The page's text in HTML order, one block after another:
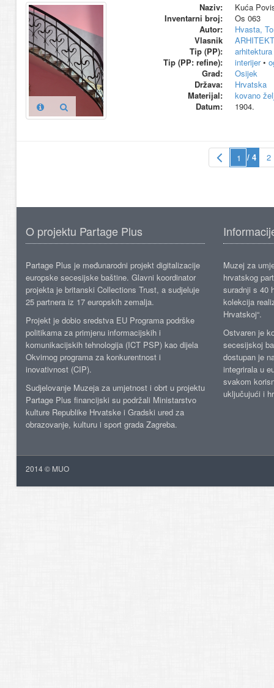
Naziv:
Kuća
Inventarni broj:
Os 063
Autor:
Hvasta,
Vlasnik
Tip (PP):
arhitektura
Tip (PP: refine):
interijer•
Grad:
Osijek
Država:
Hrvatska
Materijal:
kovano
Datum:
1904.
/ 4 2
O projektu Partage Plus
Partage Plus je međunarodni projekt digitalizacije
europske secesijske baštine. Glavni koordinator
projekta je britanski Collections Trust, a sudjeluje
25 partnera iz 17 europskih zemalja.
Projekt je dobio sredstva EU Programa podrške
politikama za primjenu informacijskih i
komunikacijskih tehnologija (ICT PSP) kao dijela
Okvirnog programa za konkurentnost i
inovativnost (CIP).
Sudjelovanje Muzeja za umjetnost i obrt u projektu
Partage Plus financijski su podržali Ministarstvo
kulture Republike Hrvatske i Gradski ured za
obrazovanje, kulturu i sport grada Zagreba.
Muzej za
hrvatskog
suradnji s 40
kolekcija
Hrvatskoj“.
Ostvaren je
secesijskoj
dostupan je
integrirala u
svakom
uključujući i
2014 © MUO